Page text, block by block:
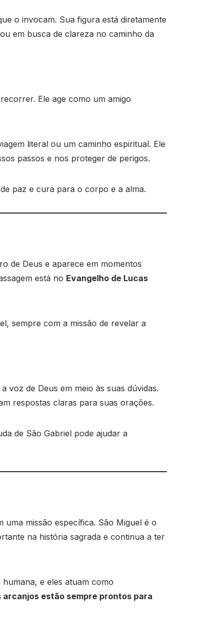
o invocam. Sua figura está diretamente
em busca de clareza no caminho da
Ele age como um amigo
literal ou um caminho espiritual. Ele
passos e nos proteger de perigos.
paz e cura para o corpo e a alma.
de Deus e aparece em momentos
está no Evangelho de Lucas
sempre com a missão de revelar a
voz de Deus em meio às suas dúvidas.
respostas claras para suas orações.
de São Gabriel pode ajudar a
uma missão específica. São Miguel é o
na história sagrada e continua a ter
e eles atuam como
estão sempre prontos para